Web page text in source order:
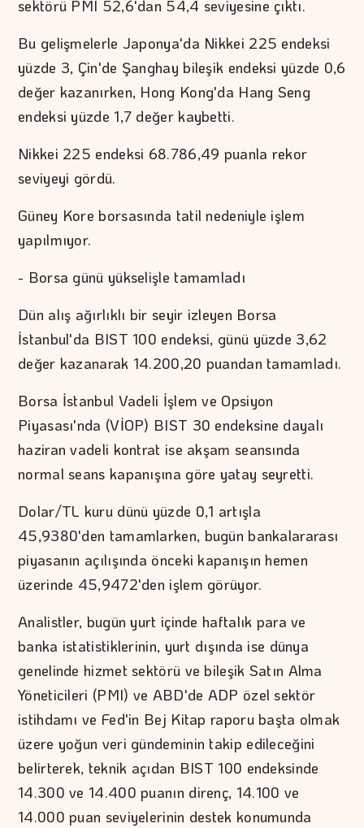
sektörü PMI 52,6'dan 54,4 seviyesine çıktı.
Bu gelişmelerle Japonya'da Nikkei 225 endeksi
yüzde 3, Çin'de Şanghay bileşik endeksi yüzde 0,6
değer kazanırken, Hong Kong'da Hang Seng
endeksi yüzde 1,7 değer kaybetti.
Nikkei 225 endeksi 68.786,49 puanla rekor
seviyeyi gördü.
Güney Kore borsasında tatil nedeniyle işlem
yapılmıyor.
- Borsa günü yükselişle tamamladı
Dün alış ağırlıklı bir seyir izleyen Borsa
İstanbul'da BIST 100 endeksi, günü yüzde 3,62
değer kazanarak 14.200,20 puandan tamamladı.
Borsa İstanbul Vadeli İşlem ve Opsiyon
Piyasası'nda (VİOP) BIST 30 endeksine dayalı
haziran vadeli kontrat ise akşam seansında
normal seans kapanışına göre yatay seyretti.
Dolar/TL kuru dünü yüzde 0,1 artışla
45,9380'den tamamlarken, bugün bankalararası
piyasanın açılışında önceki kapanışın hemen
üzerinde 45,9472'den işlem görüyor.
Analistler, bugün yurt içinde haftalık para ve
banka istatistiklerinin, yurt dışında ise dünya
genelinde hizmet sektörü ve bileşik Satın Alma
Yöneticileri (PMI) ve ABD'de ADP özel sektör
istihdamı ve Fed'in Bej Kitap raporu başta olmak
üzere yoğun veri gündeminin takip edileceğini
belirterek, teknik açıdan BIST 100 endeksinde
14.300 ve 14.400 puanın direnç, 14.100 ve
14.000 puan seviyelerinin destek konumunda